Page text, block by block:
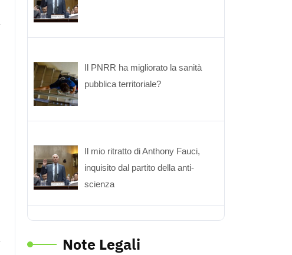
Il PNRR ha migliorato la sanità
pubblica territoriale?
Il mio ritratto di Anthony Fauci,
inquisito dal partito della anti-
scienza
Note Legali